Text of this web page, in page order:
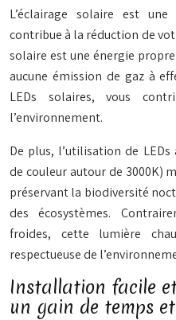
L’éclairage solaire est
contribue à la réduction de
solaire est une énergie
aucune émission de gaz à
LEDs solaires, vous
l’environnement.
De plus, l’utilisation de
de couleur autour de 3000K)
préservant la biodiversité
des écosystèmes.
froides, cette lumière
respectueuse de
Installation facile
un gain de temps